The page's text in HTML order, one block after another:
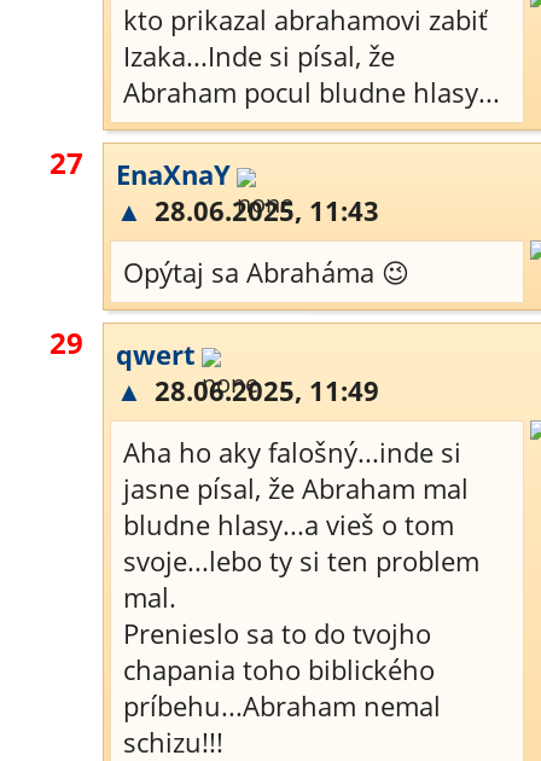
kto prikazal abrahamovi zabiť
Izaka...Inde si písal, že
Abraham pocul bludne hlasy...
27
EnaXnaY
▲ 28.06.2025, 11:43
Opýtaj sa Abraháma 😉
29
qwert
▲ 28.06.2025, 11:49
Aha ho aky falošný...inde si
jasne písal, že Abraham mal
bludne hlasy...a vieš o tom
svoje...lebo ty si ten problem
mal.
Prenieslo sa to do tvojho
chapania toho biblického
príbehu...Abraham nemal
schizu!!!